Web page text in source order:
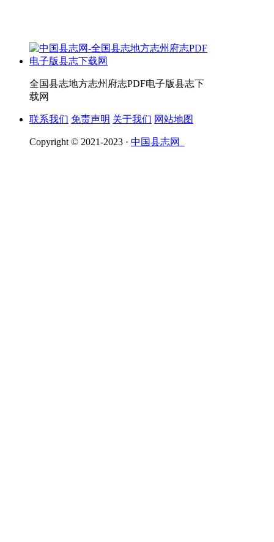
全国县志地方志州府志PDF电子版县志下
载网
联系我们 免责声明 关于我们 网站地图
Copyright © 2021-2023 · 中国县志网